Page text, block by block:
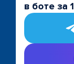
в боте за